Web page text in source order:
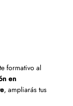
formativo al
en
, ampliarás tus